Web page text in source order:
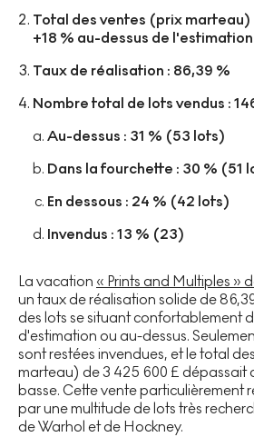
Total des ventes (prix marteau)
+18 % au-dessus de
Taux de réalisation : 86,39 %
Nombre total de lots vendus :
Au-dessus : 31 % (53 lots)
Dans la fourchette : 30 % (51
En dessous : 24 % (42 lots)
Invendus : 13 % (23)
La vacation « Prints and Multiples »
un taux de réalisation solide de
des lots se situant confortablement
d'estimation ou au-dessus.
sont restées invendues, et le total
marteau) de 3 425 600 £ dépassait
basse. Cette vente particulièrement
par une multitude de lots très
de Warhol et de Hockney.